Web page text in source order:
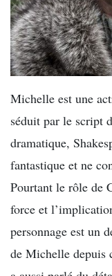
Michelle est une
séduit par le script
dramatique,
fantastique et ne
Pourtant le rôle de
force et
personnage est un
de Michelle depuis